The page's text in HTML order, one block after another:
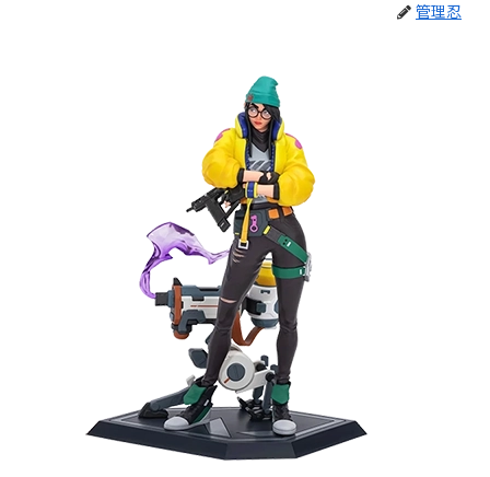
管理忍